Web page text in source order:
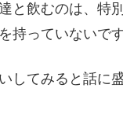
と飲むのは、特
持っていないで
してみると話に